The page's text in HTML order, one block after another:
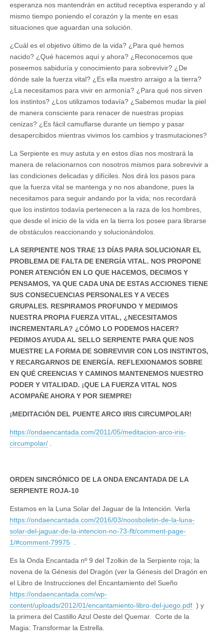
esperanza nos mantendrán en actitud receptiva esperando y al
mismo tiempo poniendo el corazón y la mente en esas
situaciones que aguardan una solución.
¿Cuál es el objetivo último de la vida? ¿Para qué hemos
nacido? ¿Qué hacemos aquí y ahora? ¿Reconocemos que
poseemos sabiduría y conocimiento para sobrevivir? ¿De
dónde sale la fuerza vital? ¿Es ella nuestro arraigo a la tierra?
¿La necesitamos para vivir en armonía? ¿Para qué nos sirven
los instintos? ¿Los utilizamos todavía? ¿Sabemos mudar la piel
de manera consciente para renacer de nuestras propias
cenizas? ¿Es fácil camuflarse durante un tiempo y pasar
desapercibidos mientras vivimos los cambios y trasmutaciones?
La Serpiente es muy astuta y en estos días nos mostrará la
manera de relacionarnos con nosotros mismos para sobrevivir a
las condiciones delicadas y difíciles. Nos dirá los pasos para
que la fuerza vital se mantenga y no nos abandone, pues la
necesitamos para seguir andando por la vida; nos recordará
que los instintos todavía pertenecen a la raza de los hombres,
que desde el inicio de la vida en la tierra los posee para librarse
de obstáculos reaccionando y solucionándolos.
LA SERPIENTE NOS TRAE 13 DÍAS PARA SOLUCIONAR EL
PROBLEMA DE FALTA DE ENERGÍA VITAL. NOS PROPONE
PONER ATENCIÓN EN LO QUE HACEMOS, DECIMOS Y
PENSAMOS, YA QUE CADA UNA DE ESTAS ACCIONES TIENE
SUS CONSECUENCIAS PERSONALES Y A VECES
GRUPALES. RESPIRAMOS PROFUNDO Y MEDIMOS
NUESTRA PROPIA FUERZA VITAL, ¿NECESITAMOS
INCREMENTARLA? ¿CÓMO LO PODEMOS HACER?
PEDIMOS AYUDA AL SELLO SERPIENTE PARA QUE NOS
MUESTRE LA FORMA DE SOBREVIVIR CON LOS INSTINTOS,
Y RECARGARNOS DE ENERGÍA. REFLEXIONAMOS SOBRE
EN QUÉ CREENCIAS Y CAMINOS MANTENEMOS NUESTRO
PODER Y VITALIDAD. ¡QUE LA FUERZA VITAL NOS
ACOMPAÑE AHORA Y POR SIEMPRE!
¡MEDITACIÓN DEL PUENTE ARCO IRIS CIRCUMPOLAR!
https://ondaencantada.com/2011/05/meditacion-arco-iris-
circumpolar/ .
ORDEN SINCRÓNICO DE LA ONDA ENCANTADA DE LA
SERPIENTE ROJA-10
Estamos en la Luna Solar del Jaguar de la Intención. Verla
https://ondaencantada.com/2016/03/noosboletin-de-la-luna-
solar-del-jaguar-de-la-intencion-no-73-flt/comment-page-
1/#comment-79975 .
Es la Onda Encantada nº 9 del Tzolkin de la Serpiente roja; la
novena de la Génesis del Dragón (ver la Génesis del Dragón en
el Libro de Instrucciones del Encantamiento del Sueño
https://ondaencantada.com/wp-
content/uploads/2012/01/encantamiento-libro-del-juego.pdf ) y
la primera del Castillo Azul Oeste del Quemar. Corte de la
Magia: Transformar la Estrella.